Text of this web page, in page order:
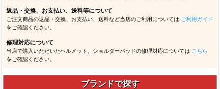
返品・交換、お支払い、送料等について
ご注文商品の返品・交換、お支払い、送料など当店のご利用については ご利用ガイド
をご確認ください。
修理対応について
当店で購入いただいたヘルメット、ショルダーパッドの修理対応については こちら
をご確認ください。
ブランドで探す